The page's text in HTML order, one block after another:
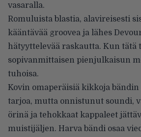
vasaralla.
Romuluista blastia, alavireisesti
kääntävää groovea ja lähes
hätyyttelevää raskautta. Kun
sopivanmittaisen pienjulkaisun
tuhoisa.
Kovin omaperäisiä kikkoja
tarjoa, mutta onnistunut soundi,
örinä ja tehokkaat kappaleet
muistijäljen. Harva bändi osaa